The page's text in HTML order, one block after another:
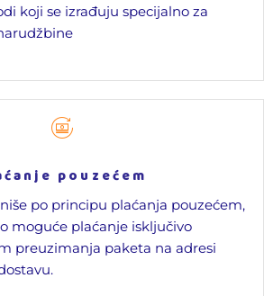
koji se izrađuju specijalno za
pouzećem
po principu plaćanja pouzećem,
moguće plaćanje isključivo
preuzimanja paketa na adresi